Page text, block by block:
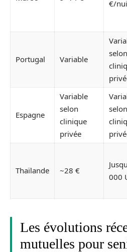
€/
Portugal Variable
selon
Espagne
Variable
selon
clinique
privée
selon
Thaïlande ~28 €
000
Les évolutions
mutuelles pour